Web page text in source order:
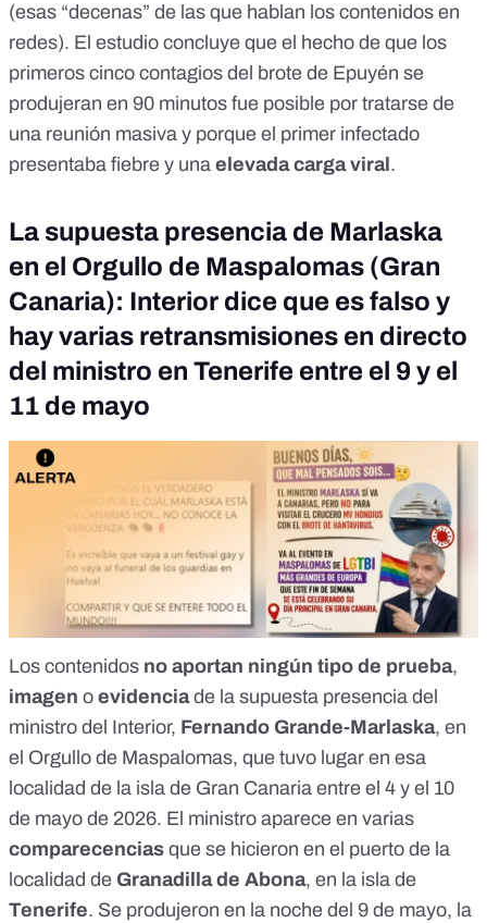
(esas “decenas” de las que hablan los contenidos en
redes). El estudio concluye que el hecho de que los
primeros cinco contagios del brote de Epuyén se
produjeran en 90 minutos fue posible por tratarse de
una reunión masiva y porque el primer infectado
presentaba fiebre y una elevada carga viral.
La supuesta presencia de Marlaska
en el Orgullo de Maspalomas (Gran
Canaria): Interior dice que es falso y
hay varias retransmisiones en directo
del ministro en Tenerife entre el 9 y el
11 de mayo
Los contenidos no aportan ningún tipo de prueba,
imagen o evidenciade la supuesta presencia del
ministro del Interior, Fernando Grande-Marlaska, en
el Orgullo de Maspalomas, que tuvo lugar en esa
localidad de la isla de Gran Canaria entre el 4 y el 10
de mayo de 2026. El ministro aparece en varias
comparecencias que se hicieron en el puerto de la
localidad de Granadilla de Abona, en la isla de
Tenerife. Se produjeron en la noche del 9 de mayo, la